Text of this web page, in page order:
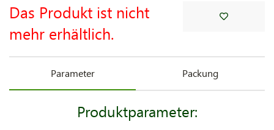
Das Produkt ist nicht
mehr erhältlich.
Parameter Packung
Produktparameter: